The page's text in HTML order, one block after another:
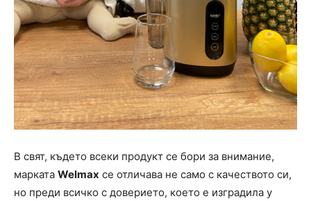
В свят, където всеки продукт се бори за внимание,
марката Welmax се отличава не само с качеството си,
но преди всичко с доверието, което е изградила у